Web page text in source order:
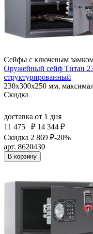
Сейфы с ключевым
Оружейный сейф Титан
структурированный
230x300x250 мм,
Скидка
доставка от 1 дня
11 475
₽ 14 344 ₽
Скидка 2 869 ₽-20%
арт. 8620430
В корзину